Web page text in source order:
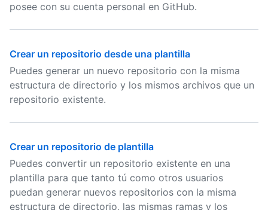
posee con su cuenta personal en GitHub.
Crear un repositorio desde una plantilla
Puedes generar un nuevo repositorio con la misma
estructura de directorio y los mismos archivos que un
repositorio existente.
Crear un repositorio de plantilla
Puedes convertir un repositorio existente en una
plantilla para que tanto tú como otros usuarios
puedan generar nuevos repositorios con la misma
estructura de directorio, las mismas ramas y los